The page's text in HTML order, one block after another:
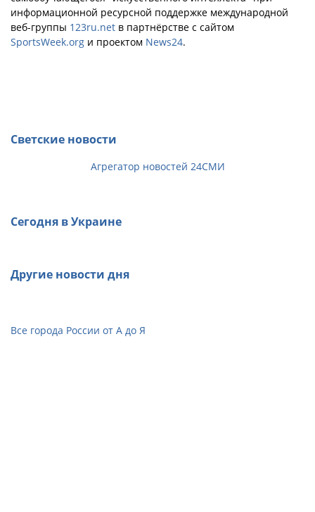
информационной ресурсной поддержке международной
веб-группы 123ru.net в партнёрстве с сайтом
SportsWeek.org и проектом News24.
Светские новости
Агрегатор новостей 24СМИ
Сегодня в Украине
Другие новости дня
Все города России от А до Я